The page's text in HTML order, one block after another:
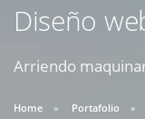
Diseño
Arriendo
Home Portafolio